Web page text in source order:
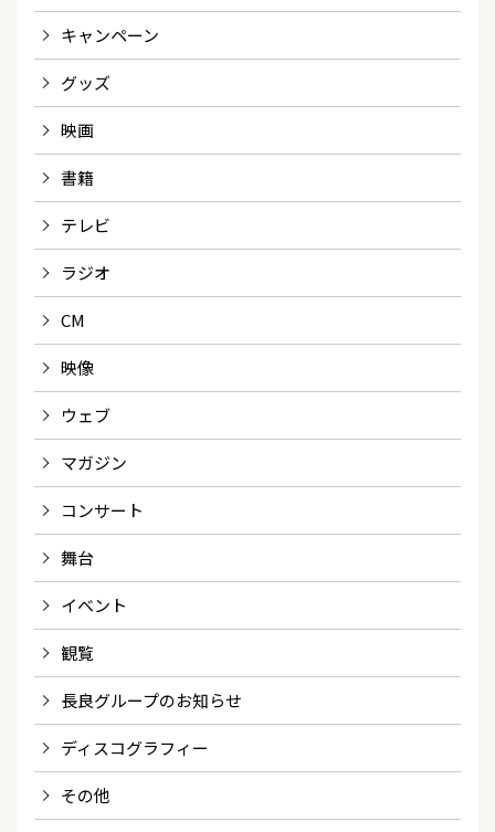
キャンペーン
グッズ
映画
書籍
テレビ
ラジオ
CM
映像
ウェブ
マガジン
コンサート
舞台
イベント
観覧
長良グループのお知らせ
ディスコグラフィー
その他